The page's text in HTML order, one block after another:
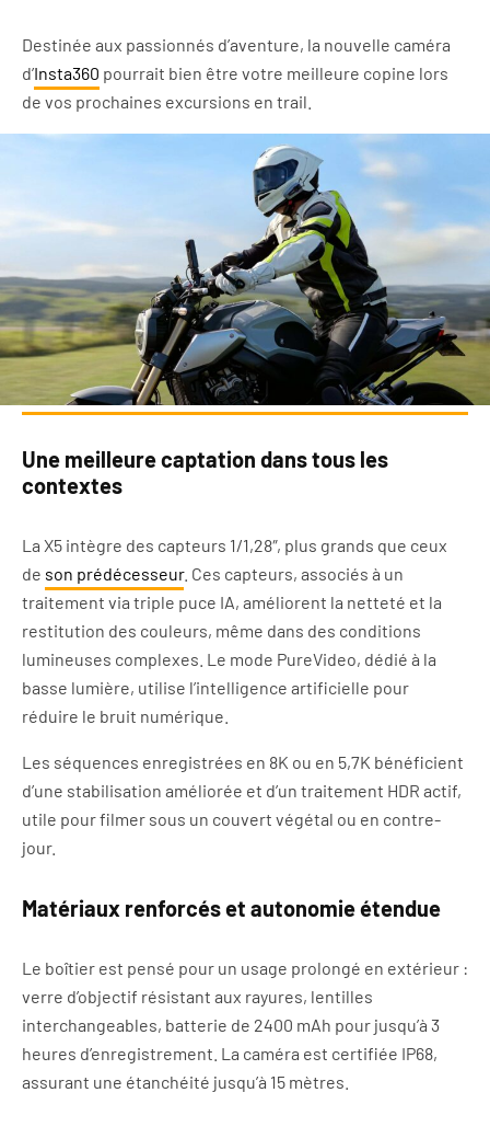
Destinée aux passionnés d’aventure, la nouvelle caméra
d’Insta360 pourrait bien être votre meilleure copine lors
de vos prochaines excursions en trail.
Une meilleure captation dans tous les
contextes
La X5 intègre des capteurs 1/1,28″, plus grands que ceux
de son prédécesseur. Ces capteurs, associés à un
traitement via triple puce IA, améliorent la netteté et la
restitution des couleurs, même dans des conditions
lumineuses complexes. Le mode PureVideo, dédié à la
basse lumière, utilise l’intelligence artificielle pour
réduire le bruit numérique.
Les séquences enregistrées en 8K ou en 5,7K bénéficient
d’une stabilisation améliorée et d’un traitement HDR actif,
utile pour filmer sous un couvert végétal ou en contre-
jour.
Matériaux renforcés et autonomie étendue
Le boîtier est pensé pour un usage prolongé en extérieur :
verre d’objectif résistant aux rayures, lentilles
interchangeables, batterie de 2400 mAh pour jusqu’à 3
heures d’enregistrement. La caméra est certifiée IP68,
assurant une étanchéité jusqu’à 15 mètres.